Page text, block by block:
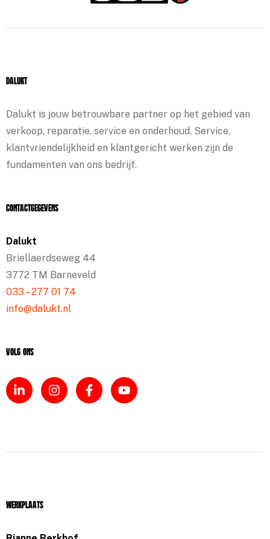
Dalukt
Dalukt is jouw betrouwbare partner op het gebied van
verkoop, reparatie, service en onderhoud. Service,
klantvriendelijkheid en klantgericht werken zijn de
fundamenten van ons bedrijf.
Contactgegevens
Dalukt
Briellaerdseweg 44
3772 TM Barneveld
033 – 277 01 74
info@dalukt.nl
Volg ons
Werkplaats